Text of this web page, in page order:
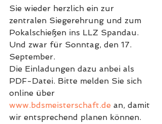
Sie wieder herzlich ein zur
zentralen Siegerehrung und zum
Pokalschießen ins LLZ Spandau.
Und zwar für Sonntag, den 17.
September.
Die Einladungen dazu anbei als
PDF-Datei. Bitte melden Sie sich
online über
www.bdsmeisterschaft.de an, damit
wir entsprechend planen können.